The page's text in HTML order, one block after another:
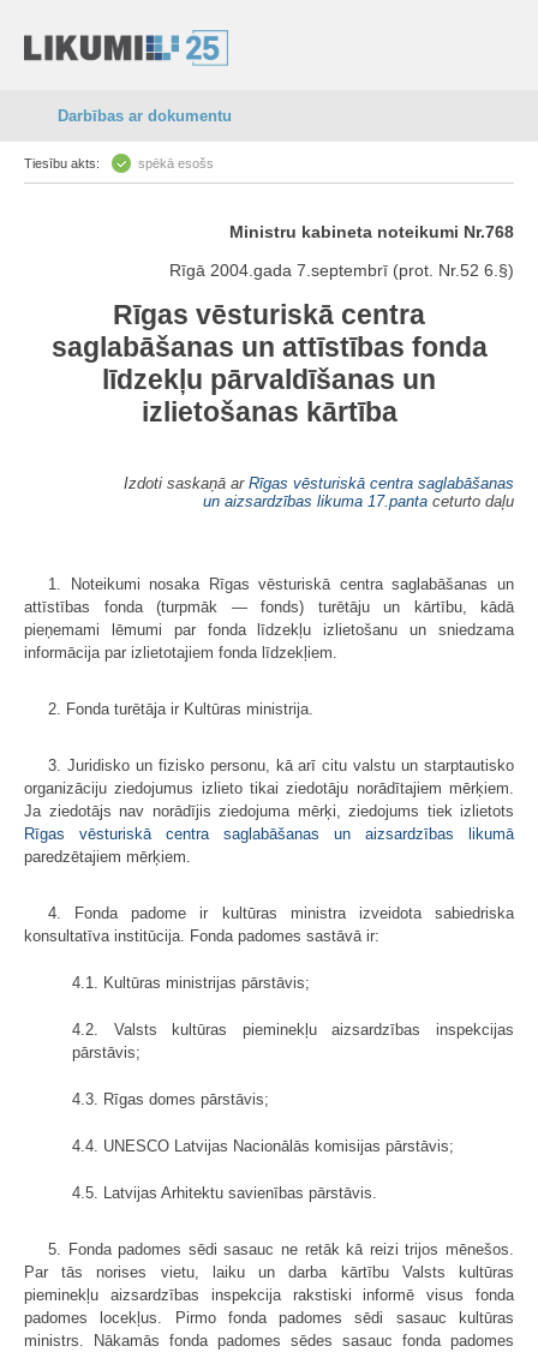
Darbības ar dokumentu
Tiesību akts: spēkā esošs
Ministru kabineta noteikumi Nr.768
Rīgā 2004.gada 7.septembrī (prot. Nr.52 6.§)
Rīgas vēsturiskā centra
saglabāšanas un attīstības fonda
līdzekļu pārvaldīšanas un
izlietošanas kārtība
Izdoti saskaņā ar Rīgas vēsturiskā centra saglabāšanas
un aizsardzības likuma 17.panta ceturto daļu
1. Noteikumi nosaka Rīgas vēsturiskā centra saglabāšanas un
attīstības fonda (turpmāk — fonds) turētāju un kārtību, kādā
pieņemami lēmumi par fonda līdzekļu izlietošanu un sniedzama
informācija par izlietotajiem fonda līdzekļiem.
2. Fonda turētāja ir Kultūras ministrija.
3. Juridisko un fizisko personu, kā arī citu valstu un starptautisko
organizāciju ziedojumus izlieto tikai ziedotāju norādītajiem mērķiem.
Ja ziedotājs nav norādījis ziedojuma mērķi, ziedojums tiek izlietots
Rīgas vēsturiskā centra saglabāšanas un aizsardzības likumā
paredzētajiem mērķiem.
4. Fonda padome ir kultūras ministra izveidota sabiedriska
konsultatīva institūcija. Fonda padomes sastāvā ir:
4.1. Kultūras ministrijas pārstāvis;
4.2. Valsts kultūras pieminekļu aizsardzības inspekcijas
pārstāvis;
4.3. Rīgas domes pārstāvis;
4.4. UNESCO Latvijas Nacionālās komisijas pārstāvis;
4.5. Latvijas Arhitektu savienības pārstāvis.
5. Fonda padomes sēdi sasauc ne retāk kā reizi trijos mēnešos.
Par tās norises vietu, laiku un darba kārtību Valsts kultūras
pieminekļu aizsardzības inspekcija rakstiski informē visus fonda
padomes locekļus. Pirmo fonda padomes sēdi sasauc kultūras
ministrs. Nākamās fonda padomes sēdes sasauc fonda padomes